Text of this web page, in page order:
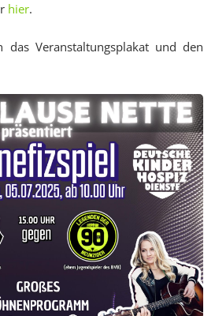
hier.
das Veranstaltungsplakat und den